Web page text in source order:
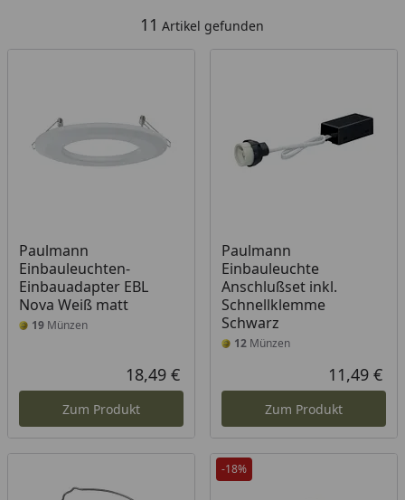
11 Artikel gefunden
Paulmann
Einbauleuchten-
Einbauadapter EBL
Nova Weiß matt
19 Münzen
Aktueller Preis
18,49 €
Zum Produkt
Paulmann
Einbauleuchte
Anschlußset inkl.
Schnellklemme
Schwarz
12Münzen
11,49 €
Zum Produkt
-18%